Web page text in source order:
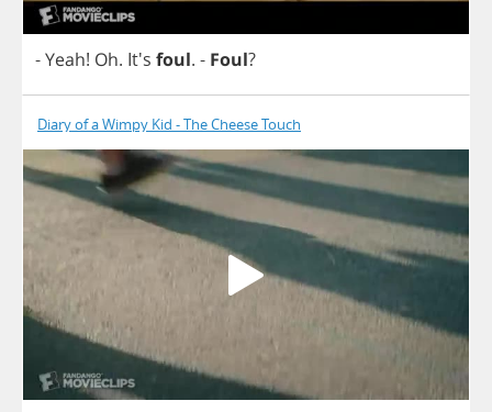
-Yeah! Oh. It's foul. - Foul?
Diary of a Wimpy Kid - The Cheese Touch